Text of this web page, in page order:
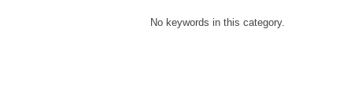
No keywords in this category.